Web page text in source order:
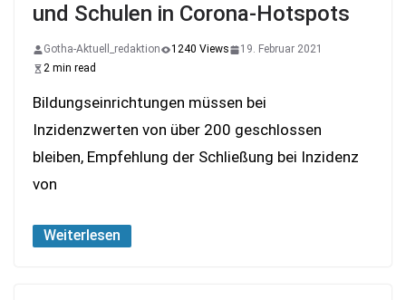
und Schulen in Corona-Hotspots
Gotha-Aktuell_redaktion 1240 Views
19. Februar 2021
2 min read
Bildungseinrichtungen müssen bei
Inzidenzwerten von über 200 geschlossen
bleiben, Empfehlung der Schließung bei Inzidenz
von
Weiterlesen